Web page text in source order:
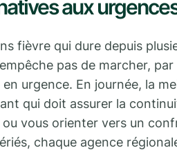
aux
fièvre qui dure depuis
pas de marcher,
urgence. En journée, la
qui doit assurer la
vous orienter vers un
chaque agence